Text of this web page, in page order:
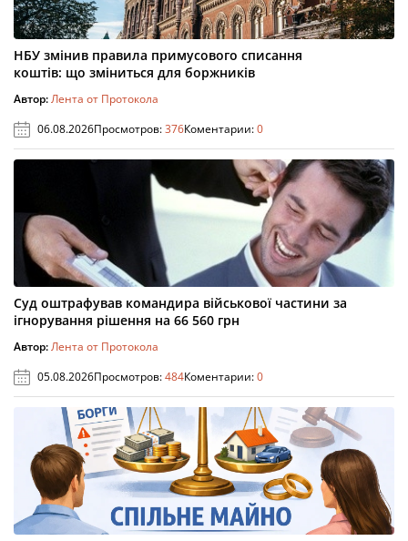
НБУ змінив правила примусового списання
коштів: що зміниться для боржників
Автор:Лента от Протокола
06.08.2026Просмотров:376Коментарии:0
Суд оштрафував командира військової частини за
ігнорування рішення на 66 560 грн
Автор:Лента от Протокола
05.08.2026Просмотров:484Коментарии:0